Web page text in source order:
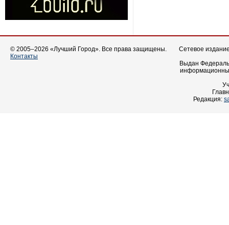
© 2005–2026 «Лучший Город». Все права защищены.
Контакты
Сетевое
Выдан
Редакция: